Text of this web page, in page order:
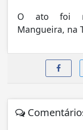
O ato foi
Mangueira, na